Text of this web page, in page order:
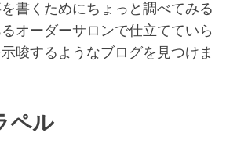
書くためにちょっと調べてみる
オーダーサロンで仕立てていら
唆するようなブログを見つけま
ペル